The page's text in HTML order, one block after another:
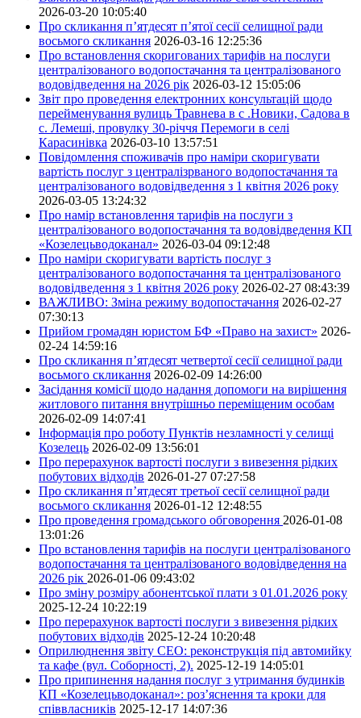
2026-03-20 10:05:40
Про скликання п’ятдесят п’ятої сесії селищної ради
восьмого скликання 2026-03-16 12:25:36
Про встановлення скоригованих тарифів на послуги
централізованого водопостачання та централізованого
водовідведення на 2026 рік 2026-03-12 15:05:06
Звіт про проведення електронних консультацій щодо
перейменування вулиць Травнева в с .Новики, Садова в
с. Лемеші, провулку 30-річчя Перемоги в селі
Карасинівка 2026-03-10 13:57:51
Повідомлення споживачів про наміри скоригувати
вартість послуг з централізрваного водопостачання та
централізованого водовідведення з 1 квітня 2026 року
2026-03-05 13:24:32
Про намір встановлення тарифів на послуги з
централізованого водопостачання та водовідведення КП
«Козелецьводоканал» 2026-03-04 09:12:48
Про наміри скоригувати вартість послуг з
централізованого водопостачання та централізованого
водовідведення з 1 квітня 2026 року 2026-02-27 08:43:39
ВАЖЛИВО: Зміна режиму водопостачання 2026-02-27
07:30:13
Прийом громадян юристом БФ «Право на захист» 2026-
02-24 14:59:16
Про скликання п’ятдесят четвертої сесії селищної ради
восьмого скликання 2026-02-09 14:26:00
Засідання комісії щодо надання допомоги на вирішення
житлового питання внутрішньо переміщеним особам
2026-02-09 14:07:41
Інформація про роботу Пунктів незламності у селищі
Козелець 2026-02-09 13:56:01
Про перерахунок вартості послуги з вивезення рідких
побутових відходів 2026-01-27 07:27:58
Про скликання п’ятдесят третьої сесії селищної ради
восьмого скликання 2026-01-12 12:48:55
Про проведення громадського обговорення 2026-01-08
13:01:26
Про встановлення тарифів на послуги централізованого
водопостачання та централізованого водовідведення на
2026 рік 2026-01-06 09:43:02
Про зміну розміру абонентської плати з 01.01.2026 року
2025-12-24 10:22:19
Про перерахунок вартості послуги з вивезення рідких
побутових відходів 2025-12-24 10:20:48
Оприлюднення звіту СЕО: реконструкція під автомийку
та кафе (вул. Соборності, 2). 2025-12-19 14:05:01
Про припинення надання послуг з утримання будинків
КП «Козелецьводоканал»: роз’яснення та кроки для
співвласників 2025-12-17 14:07:36